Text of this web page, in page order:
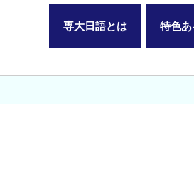
専大日語とは 特色